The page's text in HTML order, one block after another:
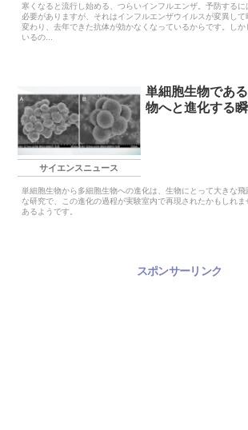
寒くなると流行し始める、つらいインフルエンザ。予防する
必要がありますが、それはインフルエンザウイルスが変異し
変わり、去年できた抗体が効かなくなっているからです。し
いるの...
サイエンスニュース
単細胞生物であ
物へと進化する
単細胞生物から多細胞生物への進化は、生物にとって大きな
な研究で、この進化の過程が実験室内で再現されたかもしれ
あるようです。
スポンサーリンク